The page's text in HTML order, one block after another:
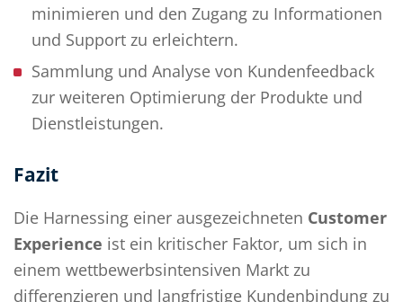
minimieren und den Zugang zu Informationen
und Support zu erleichtern.
Sammlung und Analyse von Kundenfeedback
zur weiteren Optimierung der Produkte und
Dienstleistungen.
Fazit
Die Harnessing einer ausgezeichneten Customer
Experience ist ein kritischer Faktor, um sich in
einem wettbewerbsintensiven Markt zu
differenzieren und langfristige Kundenbindung zu